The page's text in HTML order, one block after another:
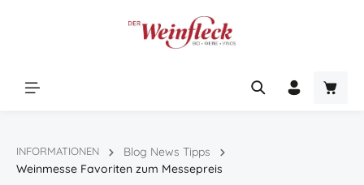
INFORMATIONEN
Blog News Tipps
Weinmesse Favoriten zum Messepreis